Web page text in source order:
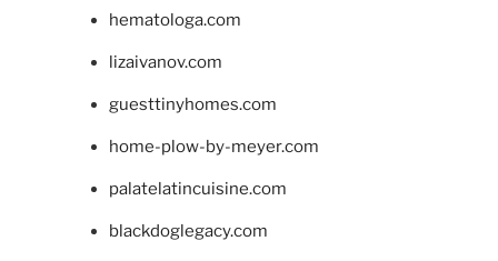
hematologa.com
lizaivanov.com
guesttinyhomes.com
home-plow-by-meyer.com
palatelatincuisine.com
blackdoglegacy.com